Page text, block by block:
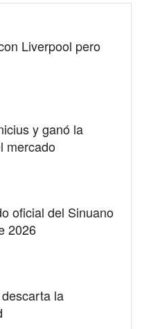
Liverpool pero
y ganó la
mercado
oficial del Sinuano
2026
la